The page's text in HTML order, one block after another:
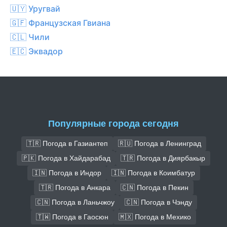
🇺🇾 Уругвай
🇬🇫 Французская Гвиана
🇨🇱 Чили
🇪🇨 Эквадор
Популярные города сегодня
🇹🇷 Погода в Газиантеп
🇷🇺 Погода в Ленинград
🇵🇰 Погода в Хайдарабад
🇹🇷 Погода в Диярбакыр
🇮🇳 Погода в Индор
🇮🇳 Погода в Коимбатур
🇹🇷 Погода в Анкара
🇨🇳 Погода в Пекин
🇨🇳 Погода в Ланьчжоу
🇨🇳 Погода в Чэнду
🇹🇼 Погода в Гаосюн
🇲🇽 Погода в Мехико